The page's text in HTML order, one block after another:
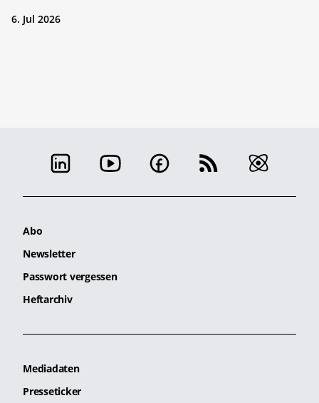
6. Jul 2026
Abo
Newsletter
Passwort vergessen
Heftarchiv
Mediadaten
Presseticker